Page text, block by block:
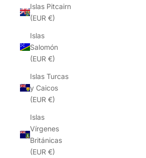
Islas Pitcairn
(EUR €)
Islas
Salomón
(EUR €)
Islas Turcas
y Caicos
(EUR €)
Islas
Vírgenes
Británicas
(EUR €)